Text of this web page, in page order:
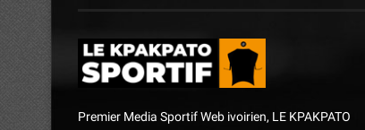
Premier Media Sportif Web ivoirien, LE KPAKPATO